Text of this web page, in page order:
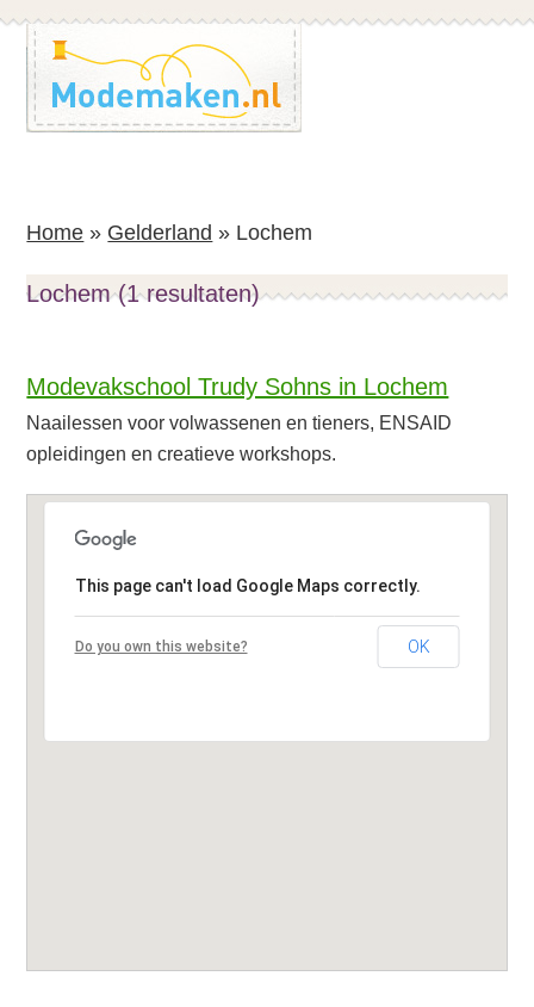
Spring
naar
de
inhoud
Spring
naar
de
voettekst
Home » Gelderland » Lochem
Lochem (1 resultaten)
Modevakschool Trudy Sohns in Lochem
Naailessen voor volwassenen en tieners, ENSAID
opleidingen en creatieve workshops.
This page can't load Google Maps correctly.
Do you own this website? OK